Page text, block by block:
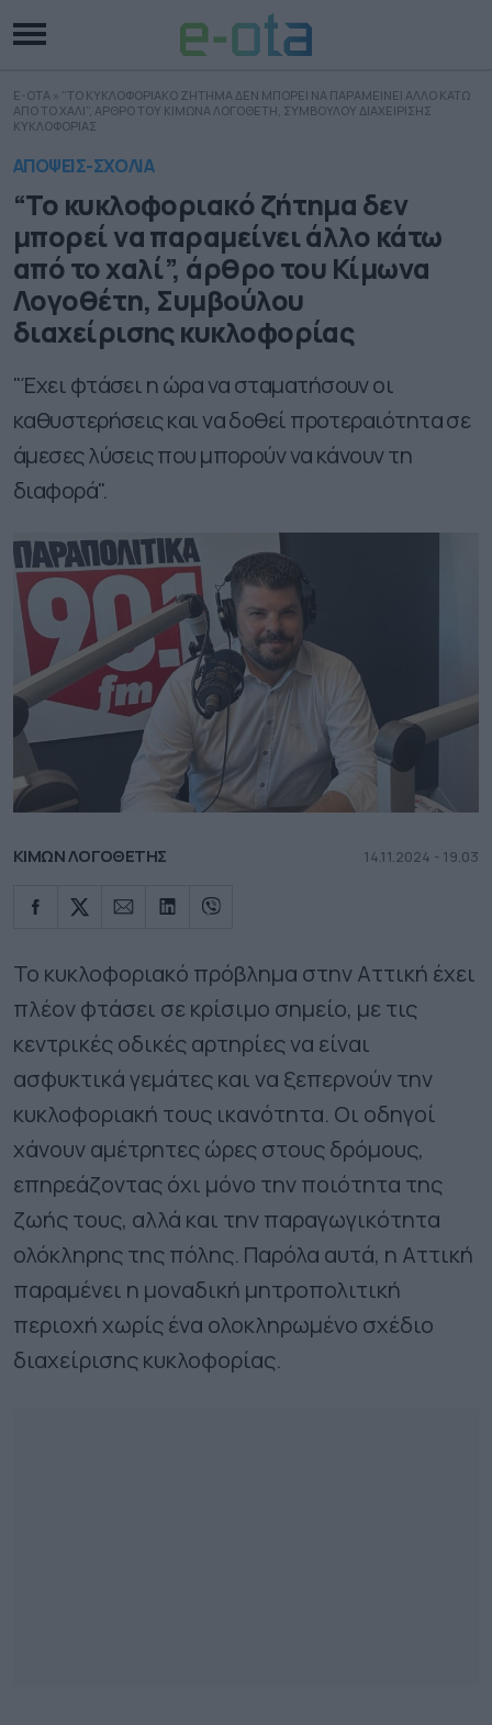
E-OTA » “ΤΟ ΚΥΚΛΟΦΟΡΙΑΚΟ ΖΗΤΗΜΑ ΔΕΝ ΜΠΟΡΕΙ ΝΑ ΠΑΡΑΜΕΙΝΕΙ ΑΛΛΟ ΚΑΤΩ
ΑΠΟ ΤΟ ΧΑΛΙ”, ΑΡΘΡΟ ΤΟΥ ΚΙΜΩΝΑ ΛΟΓΟΘΕΤΗ, ΣΥΜΒΟΥΛΟΥ ΔΙΑΧΕΙΡΙΣΗΣ
ΚΥΚΛΟΦΟΡΙΑΣ
ΑΠΟΨΕΙΣ-ΣΧΟΛΙΑ
“Το κυκλοφοριακό ζήτημα δεν
μπορεί να παραμείνει άλλο κάτω
από το χαλί”, άρθρο του Κίμωνα
Λογοθέτη, Συμβούλου
διαχείρισης κυκλοφορίας
"Έχει φτάσει η ώρα να σταματήσουν οι
καθυστερήσεις και να δοθεί προτεραιότητα σε
άμεσες λύσεις που μπορούν να κάνουν τη
διαφορά".
ΚΙΜΩΝ ΛΟΓΟΘΕΤΗΣ 14.11.2024 - 19.03
Το κυκλοφοριακό πρόβλημα στην Αττική έχει
πλέον φτάσει σε κρίσιμο σημείο, με τις
κεντρικές οδικές αρτηρίες να είναι
ασφυκτικά γεμάτες και να ξεπερνούν την
κυκλοφοριακή τους ικανότητα. Οι οδηγοί
χάνουν αμέτρητες ώρες στους δρόμους,
επηρεάζοντας όχι μόνο την ποιότητα της
ζωής τους, αλλά και την παραγωγικότητα
ολόκληρης της πόλης. Παρόλα αυτά, η Αττική
παραμένει η μοναδική μητροπολιτική
περιοχή χωρίς ένα ολοκληρωμένο σχέδιο
διαχείρισης κυκλοφορίας.